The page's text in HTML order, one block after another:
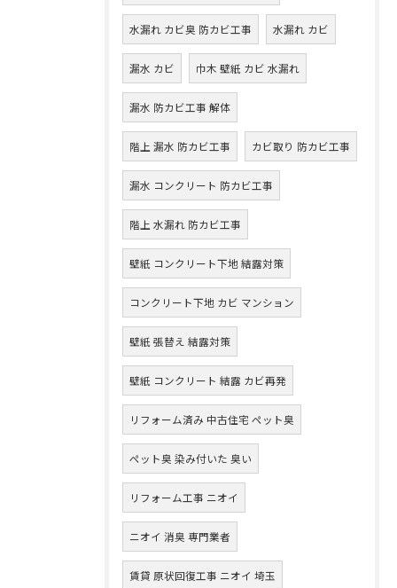
水漏れ カビ臭 防カビ工事 水漏れ カビ
漏水 カビ 巾木 壁紙 カビ 水漏れ
漏水 防カビ工事 解体
階上 漏水 防カビ工事 カビ取り 防カビ工事
漏水 コンクリート 防カビ工事
階上 水漏れ 防カビ工事
壁紙 コンクリート下地 結露対策
コンクリート下地 カビ マンション
壁紙 張替え 結露対策
壁紙 コンクリート 結露 カビ再発
リフォーム済み 中古住宅 ペット臭
ペット臭 染み付いた 臭い
リフォーム工事 ニオイ
ニオイ 消臭 専門業者
賃貸 原状回復工事 ニオイ 埼玉